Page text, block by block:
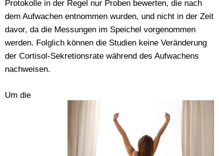
Protokolle in der Regel nur Proben bewerten, die nach
dem Aufwachen entnommen wurden, und nicht in der Zeit
davor, da die Messungen im Speichel vorgenommen
werden. Folglich können die Studien keine Veränderung
der Cortisol-Sekretionsrate während des Aufwachens
nachweisen.
Um die